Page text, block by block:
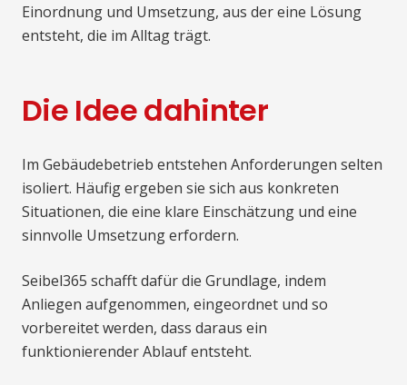
Einordnung und Umsetzung, aus der eine Lösung
entsteht, die im Alltag trägt.
Die Idee dahinter
Im Gebäudebetrieb entstehen Anforderungen selten
isoliert. Häufig ergeben sie sich aus konkreten
Situationen, die eine klare Einschätzung und eine
sinnvolle Umsetzung erfordern.
Seibel365 schafft dafür die Grundlage, indem
Anliegen aufgenommen, eingeordnet und so
vorbereitet werden, dass daraus ein
funktionierender Ablauf entsteht.